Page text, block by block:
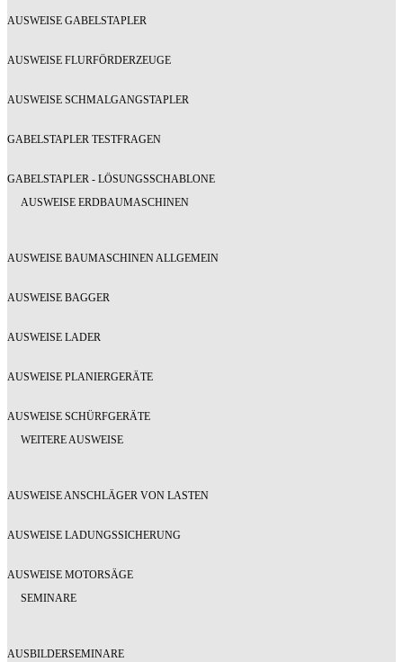
AUSWEISE GABELSTAPLER
AUSWEISE FLURFÖRDERZEUGE
AUSWEISE SCHMALGANGSTAPLER
GABELSTAPLER TESTFRAGEN
GABELSTAPLER - LÖSUNGSSCHABLONE
AUSWEISE ERDBAUMASCHINEN
AUSWEISE BAUMASCHINEN ALLGEMEIN
AUSWEISE BAGGER
AUSWEISE LADER
AUSWEISE PLANIERGERÄTE
AUSWEISE SCHÜRFGERÄTE
WEITERE AUSWEISE
AUSWEISE ANSCHLÄGER VON LASTEN
AUSWEISE LADUNGSSICHERUNG
AUSWEISE MOTORSÄGE
SEMINARE
AUSBILDERSEMINARE